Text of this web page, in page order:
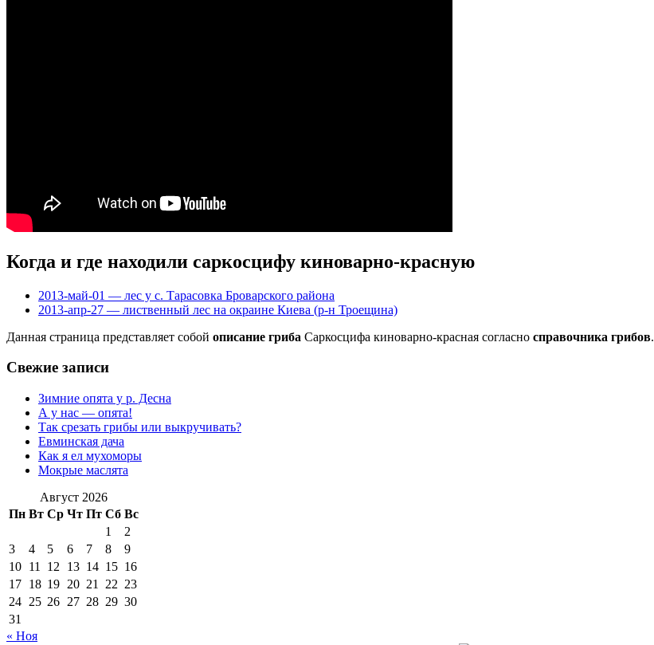
Когда и где находили саркосцифу киноварно-красную
2013-май-01 — лес у с. Тарасовка Броварского района
2013-апр-27 — лиственный лес на окраине Киева (р-н Троещина)
Данная страница представляет собой описание гриба Саркосцифа киноварно-красная согласно справочника грибов.
Свежие записи
Зимние опята у р. Десна
А у нас — опята!
Так срезать грибы или выкручивать?
Евминская дача
Как я ел мухоморы
Мокрые маслята
Август 2026
Пн Вт Ср Чт Пт Сб Вс
1
2
3
4 5 6 7 8
9
10 11 12 13 14 15 16
17 18 19 20 21 22 23
24 25 26 27 28 29 30
31
« Ноя